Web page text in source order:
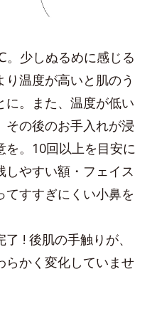
少しぬるめに感じる
温度が高いと肌のう
に。また、温度が低い
その後のお手入れが浸
を。10回以上を目安に
やすい額・フェイス
てすすぎにくい小鼻を
! 後肌の手触りが、
らかく変化していませ